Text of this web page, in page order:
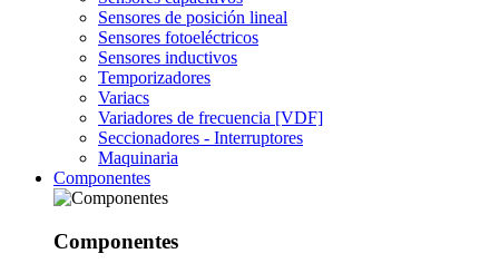
Sensores de posición lineal
Sensores fotoeléctricos
Sensores inductivos
Temporizadores
Variacs
Variadores de frecuencia [VDF]
Seccionadores - Interruptores
Maquinaria
Componentes
Componentes